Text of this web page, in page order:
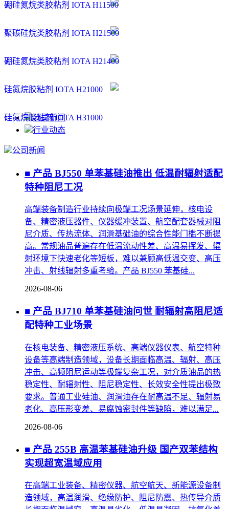
硼硅氮烷类胶粘剂 IOTA H11500
聚碳硅烷类胶粘剂 IOTA H21500
硼硅氮烷类胶粘剂 IOTA H21400
硅氮烷胶粘剂 IOTA H21000
硅氮烷胶粘剂 IOTA H31000
公司新闻
行业动态
公司新闻
■ 产品 BJ550 单苯基硅油推出 低温耐辐射适配
特种阻尼工况
高端装备制造行业持续向极端工况场景延伸，核电设
备、精密液压器件、仪器缓冲装置、航空配套器械对阻
尼介质、传热流体、润滑基础油的综合性能门槛不断提
高。常规油品普遍存在低温流动性差、高温易挥发、辐
射环境下快速老化等短板，难以兼顾高低温交变、高压
冲击、射线辐射多重考验。产品 BJ550 苯基硅...
2026-08-06
■ 产品 BJ710 单苯基硅油问世 耐辐射高阻尼适
配特种工业场景
在核电装备、精密液压系统、高端仪器仪表、航空特种
设备等高端制造领域，设备长期面临高温、辐射、高压
冲击、高频阻尼运动等极端复杂工况，对介质油品的热
稳定性、耐辐射性、阻尼稳定性、长效安全性提出极致
要求。普通工业硅油、润滑油存在耐高温不足、辐射易
老化、高压形变差、易腐蚀密封件等缺陷，难以满足...
2026-08-06
■ 产品 255B 高温苯基硅油升级 国产双苯结构
实现超宽温域应用
在高端工业装备、精密仪器、航空航天、新能源设备制
造领域，高温润滑、绝缘防护、阻尼防震、热传导介质